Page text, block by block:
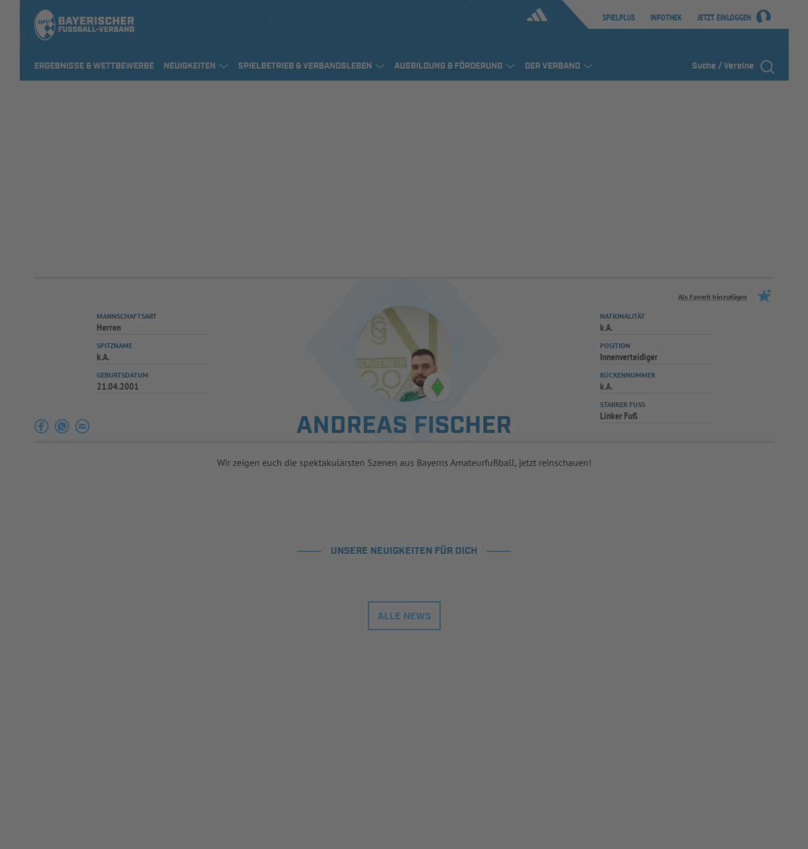
SPIELPLUS INFOTHEK JETZT EINLOGGEN
ERGEBNISSE & WETTBEWERBE NEUIGKEITEN SPIELBETRIEB & VERBANDSLEBEN AUSBILDUNG & FÖRDERUNG DER VERBAND Suche / Vereine
Als Favorit hinzufügen
ANDREAS FISCHER
MANNSCHAFTSART
Herren
SPITZNAME
k.A.
GEBURTSDATUM
21.04.2001
NATIONALITÄT
k.A.
POSITION
Innenverteidiger
RÜCKENNUMMER
k.A.
STARKER FUSS
Linker Fuß
Wir zeigen euch die spektakulärsten Szenen aus Bayerns Amateurfußball, jetzt reinschauen!
UNSERE NEUIGKEITEN FÜR DICH
ALLE NEWS